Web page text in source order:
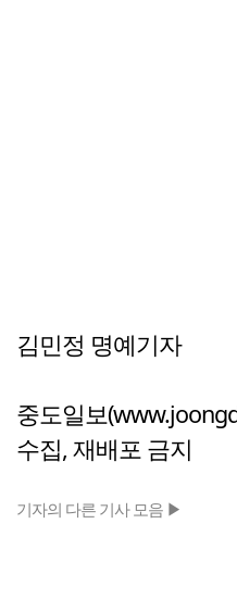
김민정 명예기자
중도일보
수집, 재배포 금지
기자의 다른 기사 모음 ▶